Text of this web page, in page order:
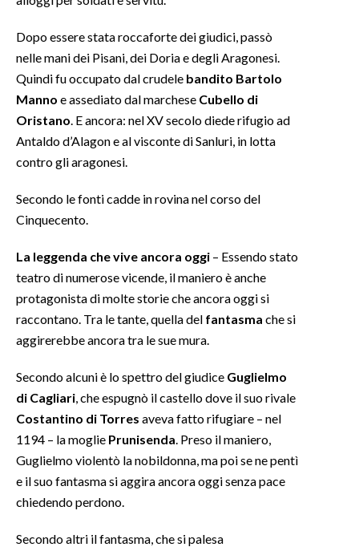
INFO AZIENDE
ABBONATI
ANNUNCI
NECROLOGI
STORE
Dopo essere stata roccaforte dei giudici, passò
nelle mani dei Pisani, dei Doria e degli Aragonesi.
Quindi fu occupato dal crudele bandito Bartolo
Manno e assediato dal marchese Cubello di
Oristano . E ancora: nel XV secolo diede rifugio ad
Antaldo d’Alagon e al visconte di Sanluri, in lotta
contro gli aragonesi.
Secondo le fonti cadde in rovina nel corso del
Cinquecento.
La leggenda che vive ancora oggi – Essendo stato
teatro di numerose vicende, il maniero è anche
protagonista di molte storie che ancora oggi si
raccontano. Tra le tante, quella del fantasma che si
aggirerebbe ancora tra le sue mura.
Secondo alcuni è lo spettro del giudice Guglielmo
di Cagliari , che espugnò il castello dove il suo rivale
Costantino di Torres aveva fatto rifugiare – nel
1194 – la moglie Prunisenda . Preso il maniero,
Guglielmo violentò la nobildonna, ma poi se ne pentì
e il suo fantasma si aggira ancora oggi senza pace
chiedendo perdono.
Secondo altri il fantasma, che si palesa